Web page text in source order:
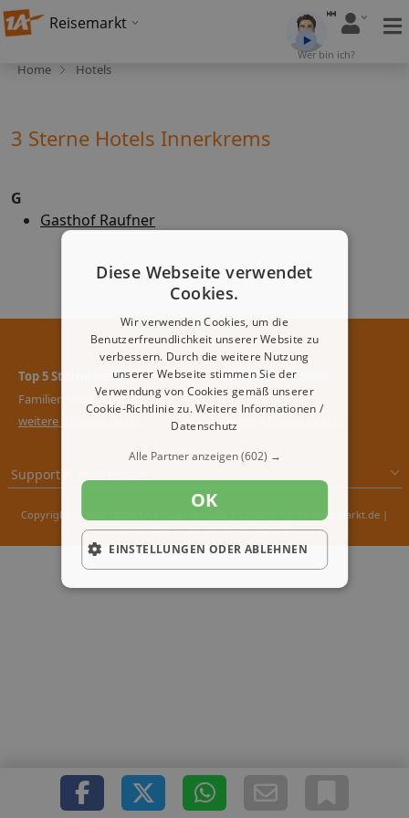
Reisemarkt
Wer bin ich?
Home Hotels
3 Sterne Hotels Innerkrems
G
Gasthof Raufner
Top 5 Sterne Hotels
Familienhotel Berghof
weitere 5 Sterne Hotels
Top 4 Sterne Hotels
Frühauf
weitere 4 Sterne Hotels
Support & Impressum
Copyright © 2000 - 2026 1A-Infosysteme.de | Content by: 1A-Reisemarkt.de |
06.08.2026| CFo: No|PATH ( 0.400)
Diese Webseite verwendet
Cookies.
Wir verwenden Cookies, um die
Benutzerfreundlichkeit unserer Website zu
verbessern. Durch die weitere Nutzung
unserer Webseite stimmen Sie der
Verwendung von Cookies gemäß unserer
Cookie-Richtlinie zu.Weitere Informationen /
Datenschutz
Alle Partner anzeigen(602) →
OK
EINSTELLUNGEN ODER ABLEHNEN